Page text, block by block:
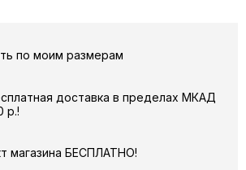
по моим размерам
доставка в пределах МКАД
р.!
магазина БЕСПЛАТНО!